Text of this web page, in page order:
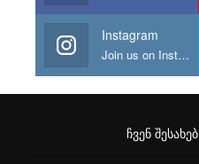
Instagram
Join us on Instagram
ᲩᲕᲔᲜ ᲨᲔᲡᲐᲮᲔᲑ